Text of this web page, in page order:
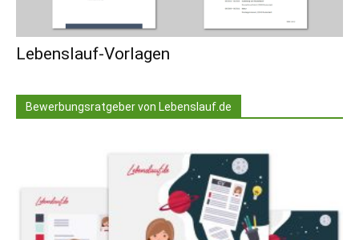
Lebenslauf-Vorlagen
Bewerbungsratgeber von Lebenslauf.de